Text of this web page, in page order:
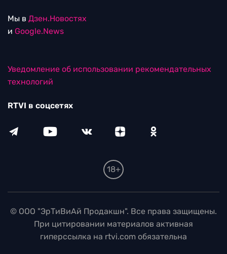
Мы в Дзен.Новостях
и Google.News
Уведомление об использовании рекомендательных
технологий
RTVI в соцсетях
18+
© ООО "ЭрТиВиАй Продакшн". Все права защищены.
При цитировании материалов активная
гиперссылка на rtvi.com обязательна